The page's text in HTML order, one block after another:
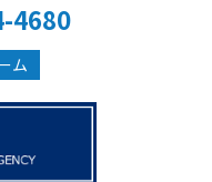
4680
ム